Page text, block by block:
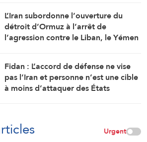
L’Iran subordonne l’ouverture du
détroit d’Ormuz à l’arrêt de
l’agression contre le Liban, le Yémen
Fidan : L’accord de défense ne vise
pas l’Iran et personne n’est une cible
à moins d’attaquer des États
Urgent